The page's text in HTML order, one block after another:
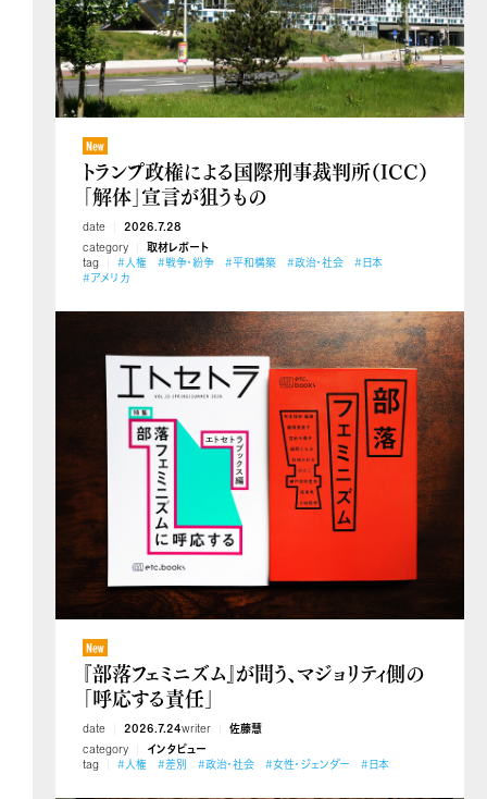
トランプ政権による国際刑事裁判所（ICC）
「解体」宣言が狙うもの
date
2026.7.28
category
取材レポート
tag
#人権 #戦争・紛争 #平和構築 #政治・社会
#日本
#アメリカ
『部落フェミニズム』が問う、マジョリティ側の
「呼応する責任」
date 2026.7.24writer
佐藤慧
category
インタビュー
tag
#人権 #差別 #政治・社会 #女性・ジェンダー #日本